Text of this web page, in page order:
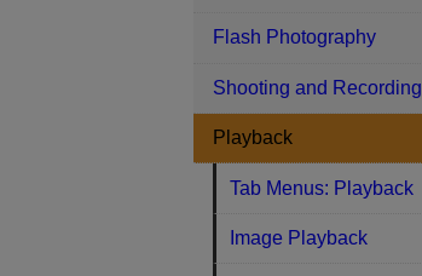
Flash Photography
Shooting and Recording
Playback
Tab Menus: Playback
Image Playback